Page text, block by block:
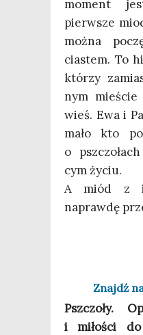
moment
pierw­sze
moż­na
cia­stem. To
któ­rzy
nym
wieś. Ewa i
mało kto
o
cym życiu.
A miód z
napraw­dę
Znajdź
Psz­czo­ły.
i miło­ści do